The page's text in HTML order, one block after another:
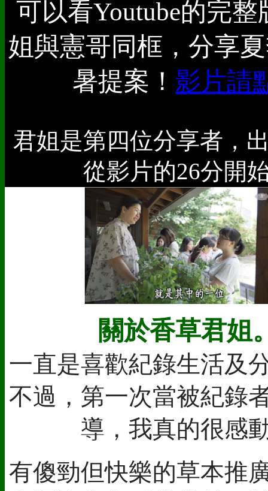
可以看Youtube的完整
姐與憲哥同框，分享
暑提案！ 影片請
君姐是第四位分享者，
從影片的26分開
關於香草君姐
一直是喜歡紀錄生活及
不過，第一次當被紀錄
導，我真的很感
有傻勁但快樂的草本推